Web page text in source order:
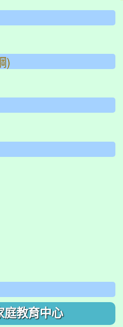
)
庭教育中心